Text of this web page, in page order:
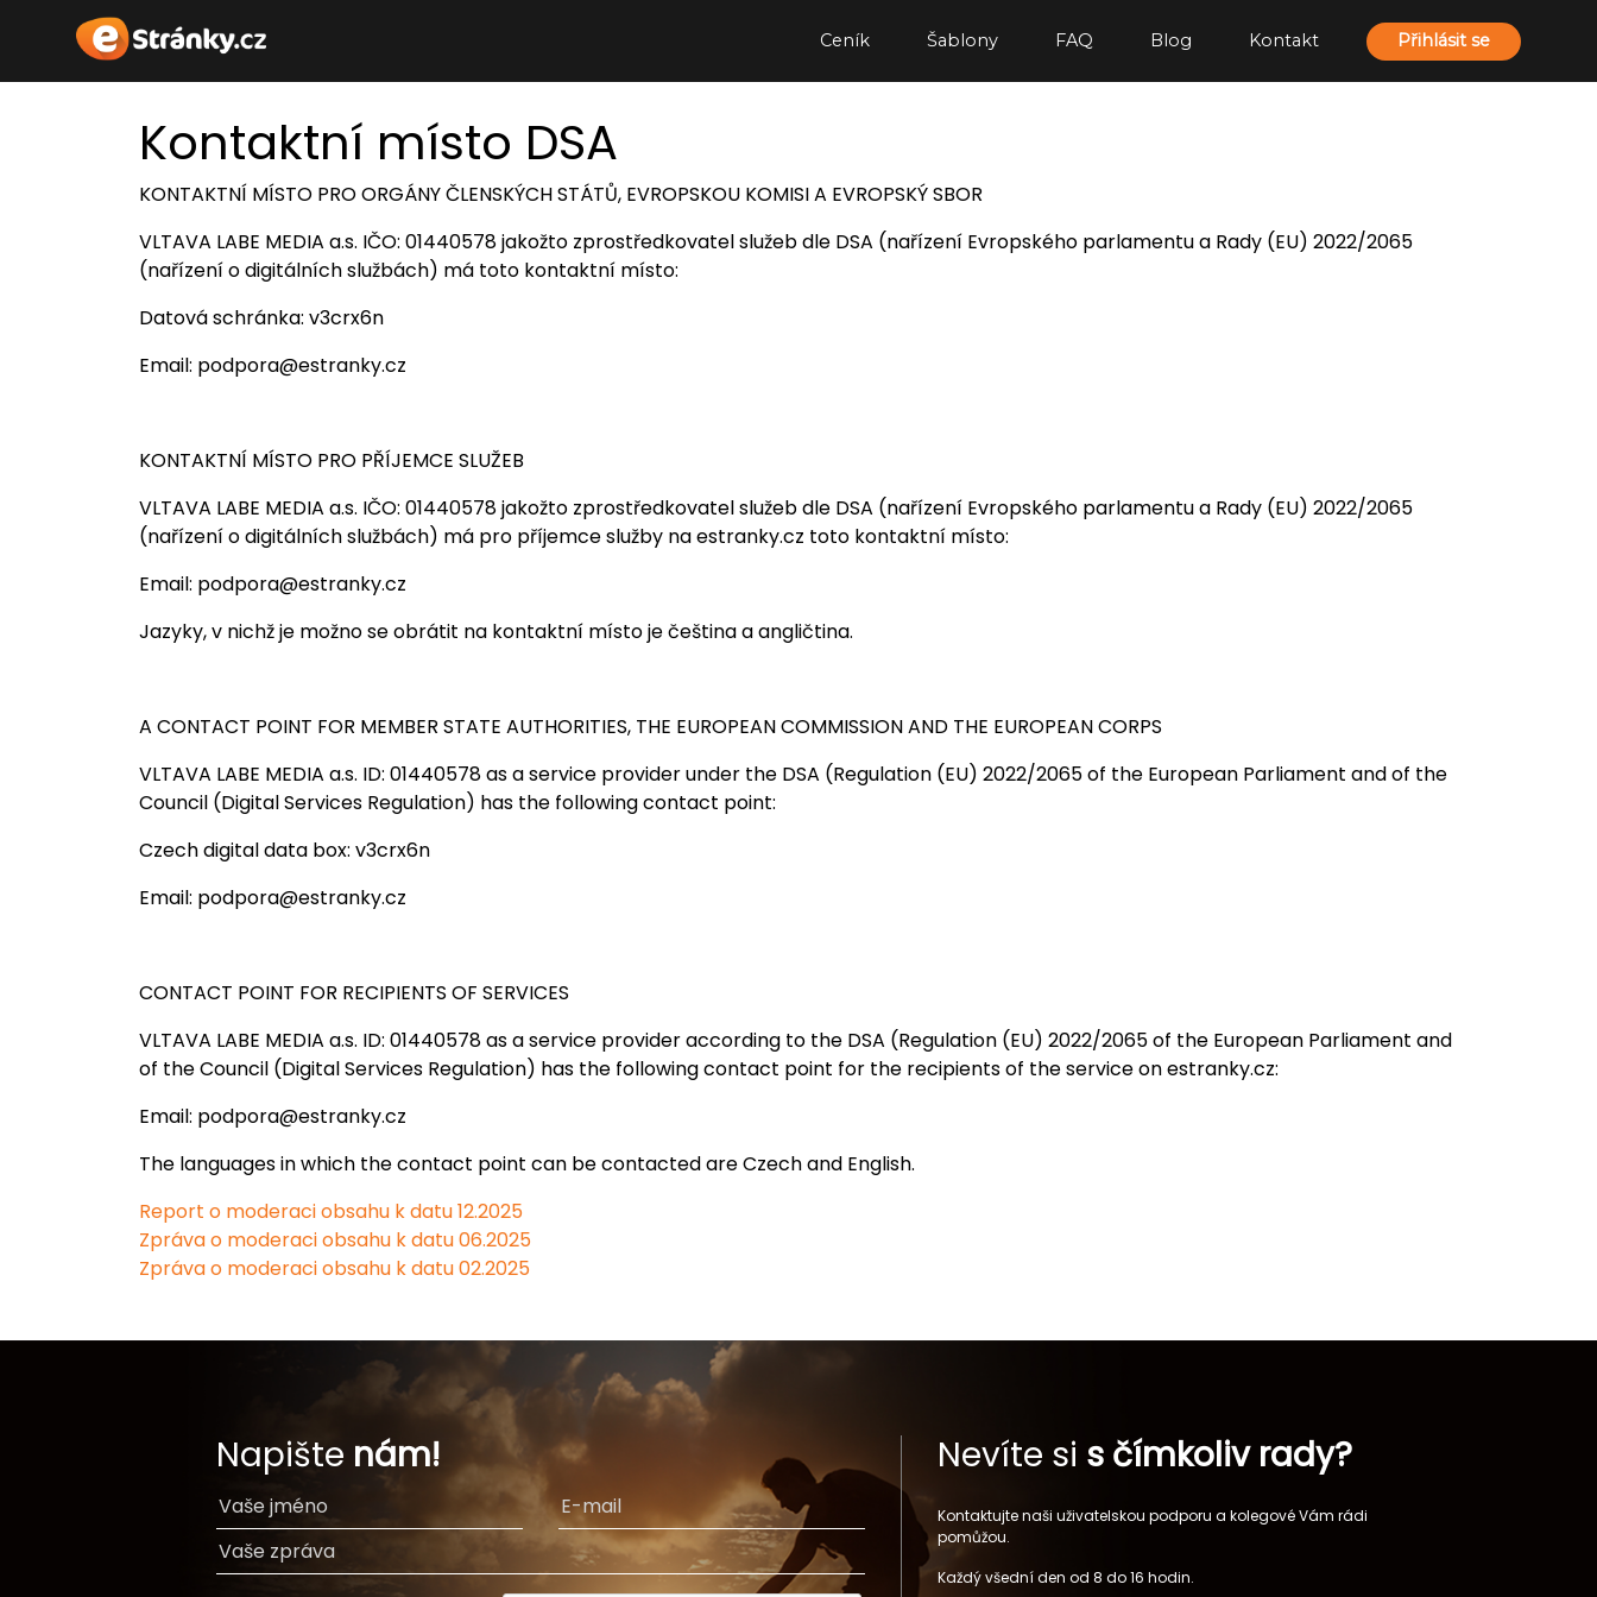
Ceník Šablony FAQ Blog Kontakt Přihlásit se
Kontaktní místo DSA
KONTAKTNÍ MÍSTO PRO ORGÁNY ČLENSKÝCH STÁTŮ, EVROPSKOU KOMISI A EVROPSKÝ SBOR
VLTAVA LABE MEDIA a.s. IČO: 01440578 jakožto zprostředkovatel služeb dle DSA (nařízení Evropského parlamentu a Rady (EU) 2022/2065
(nařízení o digitálních službách) má toto kontaktní místo:
Datová schránka: v3crx6n
Email: podpora@estranky.cz
KONTAKTNÍ MÍSTO PRO PŘÍJEMCE SLUŽEB
VLTAVA LABE MEDIA a.s. IČO: 01440578 jakožto zprostředkovatel služeb dle DSA (nařízení Evropského parlamentu a Rady (EU) 2022/2065
(nařízení o digitálních službách) má pro příjemce služby na estranky.cz toto kontaktní místo:
Email: podpora@estranky.cz
Jazyky, v nichž je možno se obrátit na kontaktní místo je čeština a angličtina.
A CONTACT POINT FOR MEMBER STATE AUTHORITIES, THE EUROPEAN COMMISSION AND THE EUROPEAN CORPS
VLTAVA LABE MEDIA a.s. ID: 01440578 as a service provider under the DSA (Regulation (EU) 2022/2065 of the European Parliament and of the
Council (Digital Services Regulation) has the following contact point:
Czech digital data box: v3crx6n
Email: podpora@estranky.cz
CONTACT POINT FOR RECIPIENTS OF SERVICES
VLTAVA LABE MEDIA a.s. ID: 01440578 as a service provider according to the DSA (Regulation (EU) 2022/2065 of the European Parliament and
of the Council (Digital Services Regulation) has the following contact point for the recipients of the service on estranky.cz:
Email: podpora@estranky.cz
The languages in which the contact point can be contacted are Czech and English.
Report o moderaci obsahu k datu 12.2025
Zpráva o moderaci obsahu k datu 06.2025
Zpráva o moderaci obsahu k datu 02.2025
Napište nám! Nevíte si s čímkoliv rady?
Kontaktujte naši uživatelskou podporu a kolegové Vám rádi
pomůžou.
Každý všední den od 8 do 16 hodin.